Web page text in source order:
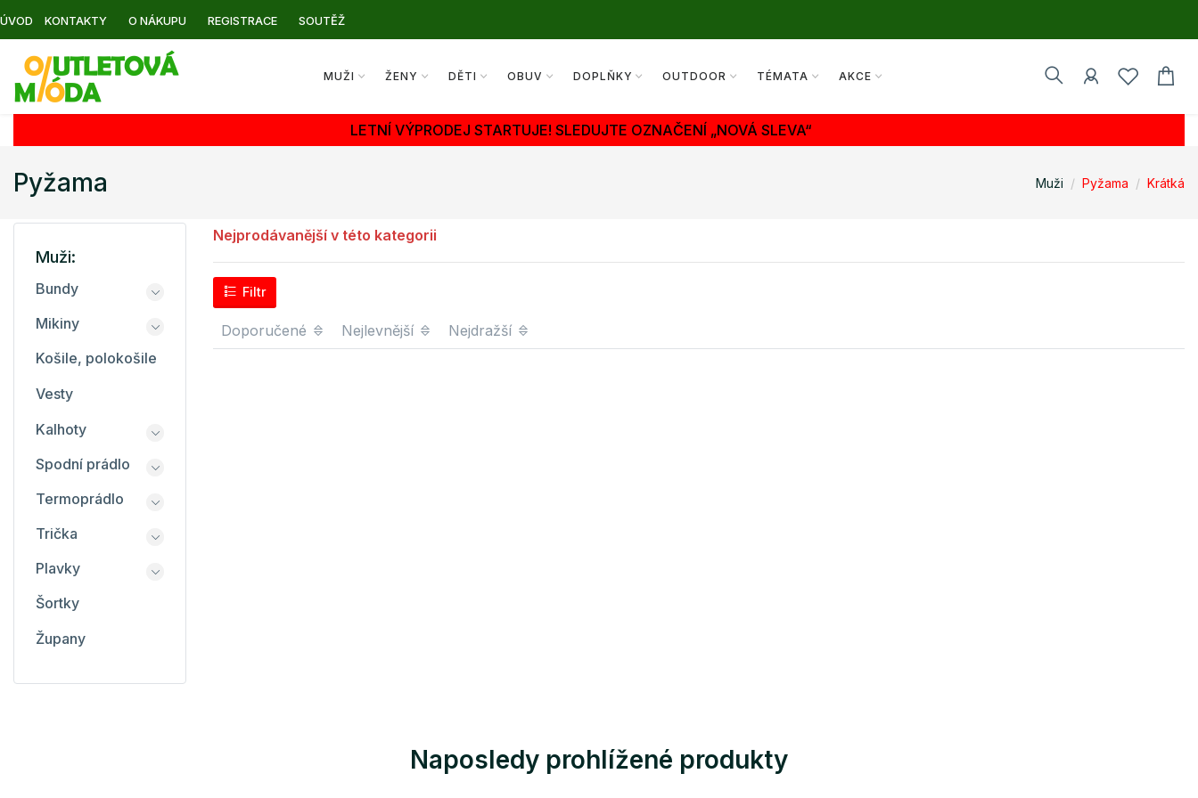
ÚVOD KONTAKTY O NÁKUPU REGISTRACE SOUTĚŽ
MUŽI ŽENY DĚTI OBUV DOPLŇKY OUTDOOR TÉMATA AKCE
LETNÍ VÝPRODEJ STARTUJE! SLEDUJTE OZNAČENÍ „NOVÁ SLEVA“
Pyžama Muži Pyžama Krátká
Nejprodávanější v této kategorii
Filtr
Doporučené Nejlevnější Nejdražší
Muži:
Bundy
Mikiny
Košile, polokošile
Vesty
Kalhoty
Spodní prádlo
Termoprádlo
Trička
Plavky
Šortky
Župany
Naposledy prohlížené produkty